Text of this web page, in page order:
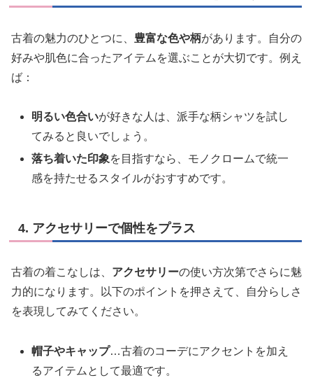
古着の魅力のひとつに、 豊富な色や柄があります。自分の
好みや肌色に合ったアイテムを選ぶことが大切です。例え
ば：
明るい色合いが好きな人は、派手な柄シャツを試し
てみると良いでしょう。
落ち着いた印象を目指すなら、モノクロームで統一
感を持たせるスタイルがおすすめです。
4. アクセサリーで個性をプラス
古着の着こなしは、 アクセサリーの使い方次第でさらに魅
力的になります。以下のポイントを押さえて、自分らしさ
を表現してみてください。
帽子やキャップ…古着のコーデにアクセントを加え
るアイテムとして最適です。